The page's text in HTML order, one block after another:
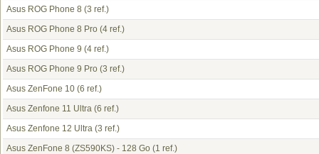
Asus ROG Phone 8 (3 ref.)
Asus ROG Phone 8 Pro (4 ref.)
Asus ROG Phone 9 (4 ref.)
Asus ROG Phone 9 Pro (3 ref.)
Asus ZenFone 10 (6 ref.)
Asus Zenfone 11 Ultra (6 ref.)
Asus Zenfone 12 Ultra (3 ref.)
Asus ZenFone 8 (ZS590KS) - 128 Go (1 ref.)